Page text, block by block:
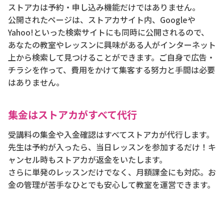
ストアカは予約・申し込み機能だけではありません。
公開されたページは、ストアカサイト内、Googleや
Yahoo!といった検索サイトにも同時に公開されるので、
あなたの教室やレッスンに興味がある人がインターネット
上から検索して見つけることができます。ご自身で広告・
チラシを作って、費用をかけて集客する努力と手間は必要
はありません。
集金はストアカがすべて代行
受講料の集金や入金確認はすべてストアカが代行します。
先生は予約が入ったら、当日レッスンを参加するだけ！キ
ャンセル時もストアカが返金をいたします。
さらに単発のレッスンだけでなく、月額課金にも対応。お
金の管理が苦手なひとでも安心して教室を運営できます。